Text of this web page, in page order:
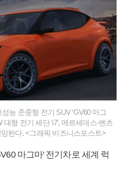
능 준중형 전기 SUV ‘GV60 마그
대형 전기 세단 'i7', 메르세데스-벤츠
된다. <그래픽 비즈니스포스트>
마그마' 전기차로 세계 럭